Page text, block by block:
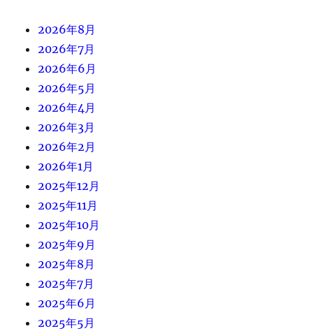
2026年8月
2026年7月
2026年6月
2026年5月
2026年4月
2026年3月
2026年2月
2026年1月
2025年12月
2025年11月
2025年10月
2025年9月
2025年8月
2025年7月
2025年6月
2025年5月